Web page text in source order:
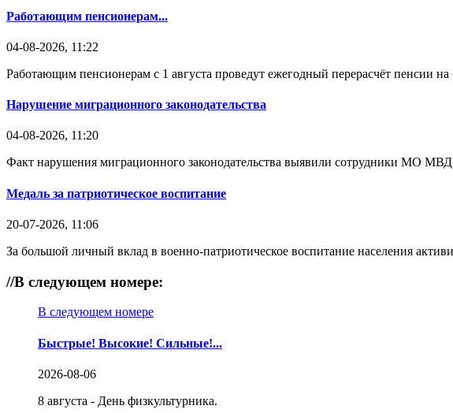
Работающим пенсионерам...
04-08-2026, 11:22
Работающим пенсионерам с 1 августа проведут ежегодный перерасчёт пенсии
Нарушение миграционного законодательства
04-08-2026, 11:20
Факт нарушения миграционного законодательства выявили сотрудники МО
Медаль за патриотическое воспитание
20-07-2026, 11:06
За большой личный вклад в военно-патриотическое воспитание населения
//В следующем номере:
В следующем номере
Быстрые! Высокие! Сильные!...
2026-08-06
8 августа - День физкультурника.